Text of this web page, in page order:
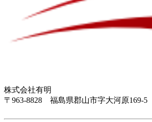
株式会社有明
〒963-8828 福島県郡山市字大河原169-5